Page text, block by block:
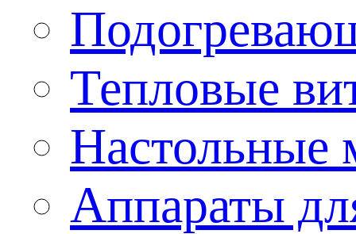
Тепловые
Настольные
Аппараты